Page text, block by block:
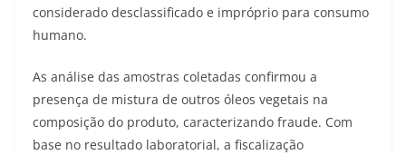
considerado desclassificado e impróprio para consumo
humano.
As análise das amostras coletadas confirmou a
presença de mistura de outros óleos vegetais na
composição do produto, caracterizando fraude. Com
base no resultado laboratorial, a fiscalização